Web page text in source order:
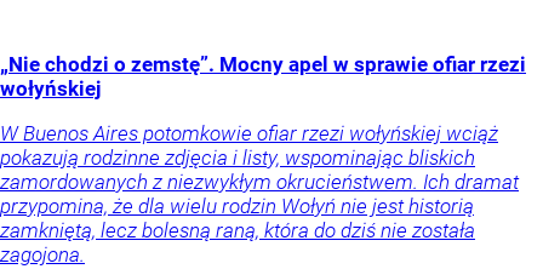
„Nie chodzi o zemstę”. Mocny apel w sprawie ofiar rzezi
wołyńskiej
W Buenos Aires potomkowie ofiar rzezi wołyńskiej wciąż
pokazują rodzinne zdjęcia i listy, wspominając bliskich
zamordowanych z niezwykłym okrucieństwem. Ich dramat
przypomina, że dla wielu rodzin Wołyń nie jest historią
zamkniętą, lecz bolesną raną, która do dziś nie została
zagojona.